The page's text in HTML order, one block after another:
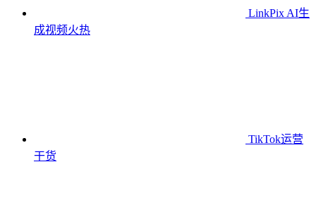
LinkPix AI生
成视频火热
TikTok运营
干货